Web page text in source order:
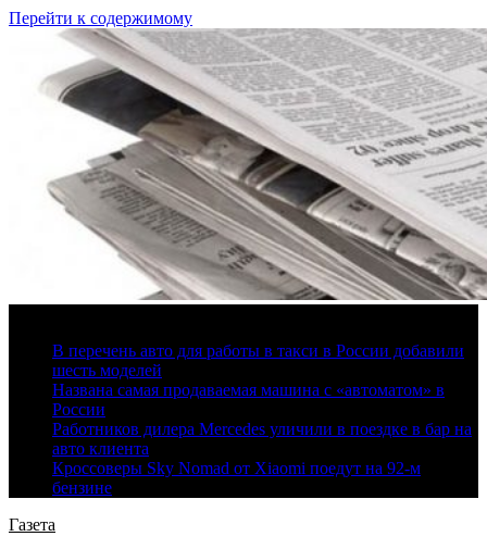
Перейти к содержимому
В перечень авто для работы в такси в России добавили
шесть моделей
Названа самая продаваемая машина с «автоматом» в
России
Работников дилера Mercedes уличили в поездке в бар на
авто клиента
Кроссоверы Sky Nomad от Xiaomi поедут на 92-м
бензине
Газета